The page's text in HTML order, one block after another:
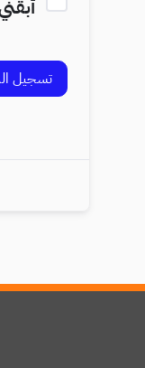
تسجيل